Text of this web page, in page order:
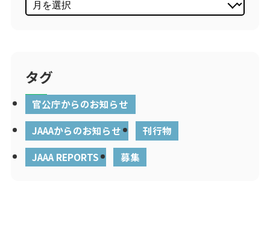
タグ
官公庁からのお知らせ
JAAAからのお知らせ
刊行物
JAAA REPORTS
募集